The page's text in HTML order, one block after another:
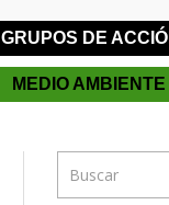
GRUPOS DE
MEDIO AMBIENTE